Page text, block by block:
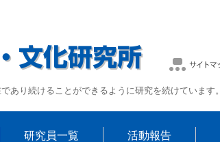
あり続けることができるように研究を続けています。
研究員一覧 活動報告